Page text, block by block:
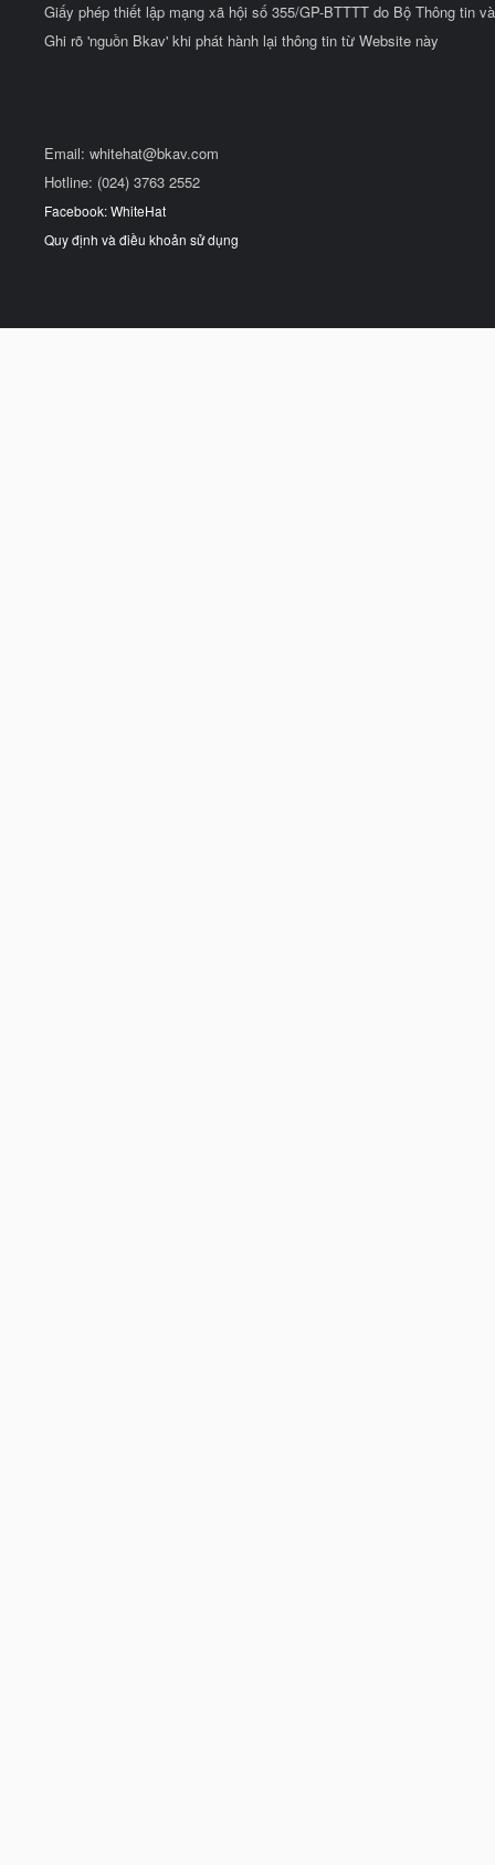
Giấy phép thiết lập mạng xã hội số 355/GP-BTTTT do Bộ Thông tin
Ghi rõ 'nguồn Bkav' khi phát hành lại thông tin từ Website này
Email: whitehat@bkav.com
Hotline: (024) 3763 2552
Facebook: WhiteHat
Quy định và điều khoản sử dụng